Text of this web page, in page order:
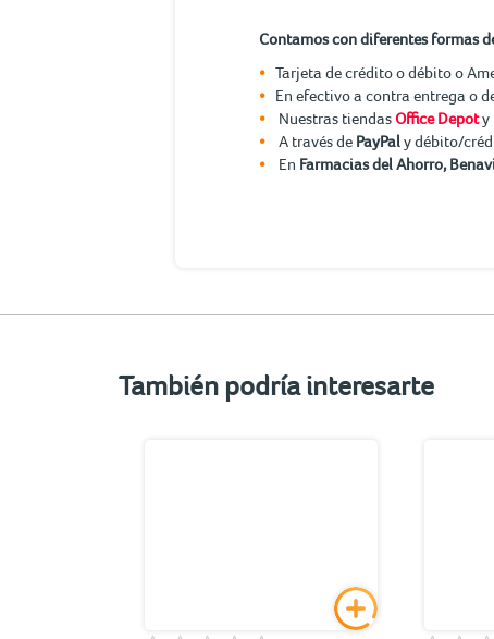
Contamos con diferentes formas
Tarjeta de crédito o débito o
En efectivo a contra entrega o
Nuestras tiendas Office Depoty
A través de PayPaly débito/
En Farmacias del Ahorro,
También podría interesarte